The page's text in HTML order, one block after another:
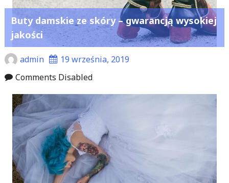
Buty damskie ze skóry – gwarancją wysokiej
jakości
admin
19 września, 2019
Comments Disabled